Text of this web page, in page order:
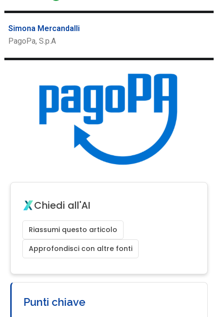
Simona Mercandalli
PagoPa, S.p.A
Chiedi all'AI
Riassumi questo articolo
Approfondisci con altre fonti
Punti chiave